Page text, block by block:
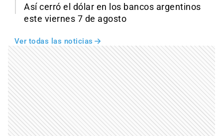
Así cerró el dólar en los bancos argentinos
este viernes 7 de agosto
Ver todas las noticias